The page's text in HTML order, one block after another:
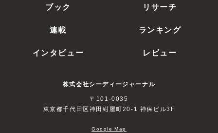
ブック
リサーチ
連載
ランキング
インタビュー
レビュー
株式会社シーディージャーナル
〒101-0035
東京都千代田区神田紺屋町20-1 神保ビル3F
Google Map